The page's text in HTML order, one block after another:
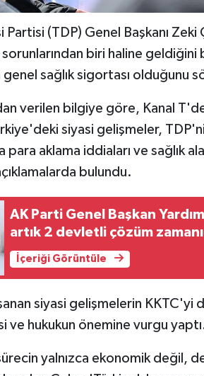
(TDP) Genel Başkanı Zeki
sorunlarından biri haline
sağlık sigortası olduğunu
verilen bilgiye göre, Kanal
siyasi gelişmeler,
para aklama iddiaları ve sağlık
bulundu.
AK Parti Genel Başkan
artık 2 devletli çözüm
İçeriği Görüntüle
siyasi gelişmelerin KKTC'yi
ve hukukun önemine vurgu
yalnızca ekonomik değil,